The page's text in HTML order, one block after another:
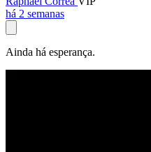
há 2 semanas
Ainda há esperança.